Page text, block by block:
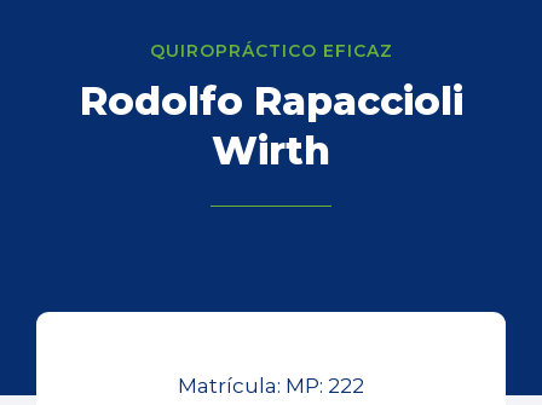
QUIROPRÁCTICO EFICAZ
Rodolfo Rapaccioli
Wirth
Matrícula: MP: 222